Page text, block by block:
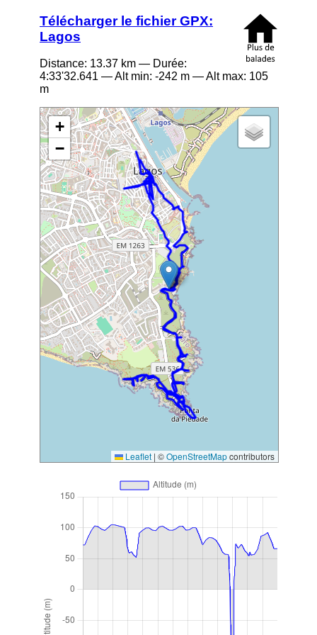
Télécharger le fichier GPX:
Lagos
Distance: 13.37 km — Durée:
4:33'32.641 — Alt min: -242 m — Alt max: 105
m
+
−
Leaflet | ©OpenStreetMapcontributors